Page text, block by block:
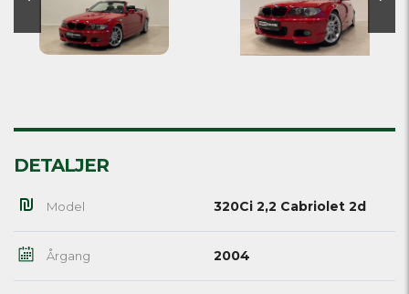
DETALJER
Model 320Ci 2,2 Cabriolet 2d
Årgang 2004